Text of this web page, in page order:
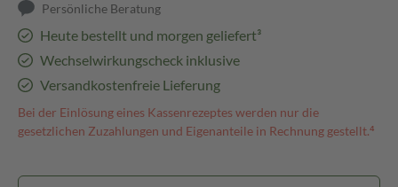
Persönliche Beratung
Heute bestellt und morgen geliefert³
Wechselwirkungscheck inklusive
Versandkostenfreie Lieferung
Bei der Einlösung eines Kassenrezeptes werden nur die
gesetzlichen Zuzahlungen und Eigenanteile in Rechnung gestellt.⁴